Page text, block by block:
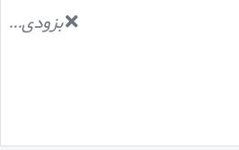
بزودی...